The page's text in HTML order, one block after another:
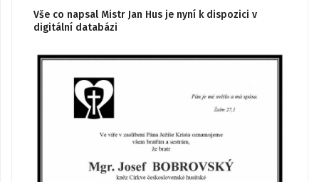
Vše co napsal Mistr Jan Hus je nyní k dispozici v
digitální databázi